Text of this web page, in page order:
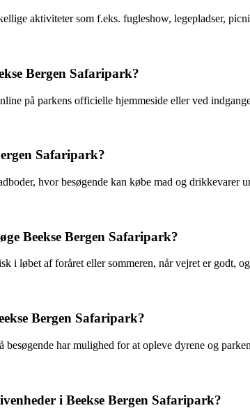
aktiviteter som f.eks. fugleshow, legepladser,
Bergen Safaripark?
på parkens officielle hjemmeside eller ved
Safaripark?
hvor besøgende kan købe mad og drikkevarer
Beekse Bergen Safaripark?
i løbet af foråret eller sommeren, når vejret er godt,
Bergen Safaripark?
besøgende har mulighed for at opleve dyrene og
i Beekse Bergen Safaripark?